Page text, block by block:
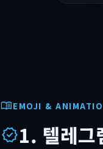
menu_bookEMOJI &
verified1. 텔레그